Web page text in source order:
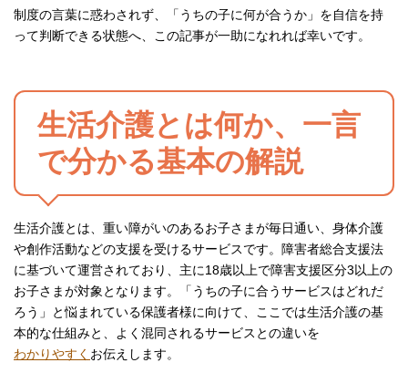
制度の言葉に惑わされず、「うちの子に何が合うか」を自信を持
って判断できる状態へ、この記事が一助になれれば幸いです。
生活介護とは何か、一言
で分かる基本の解説
生活介護とは、重い障がいのあるお子さまが毎日通い、身体介護
や創作活動などの支援を受けるサービスです。障害者総合支援法
に基づいて運営されており、主に18歳以上で障害支援区分3以上の
お子さまが対象となります。「うちの子に合うサービスはどれだ
ろう」と悩まれている保護者様に向けて、ここでは生活介護の基
本的な仕組みと、よく混同されるサービスとの違いを
わかりやすく お伝えします。